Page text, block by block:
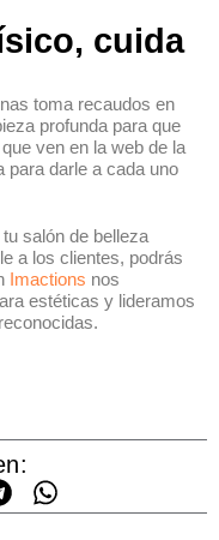
cuida
toma recaudos en
profunda para que
ven en la web de la
para darle a cada uno
salón de belleza
a los clientes, podrás
Imactions nos
estéticas y lideramos